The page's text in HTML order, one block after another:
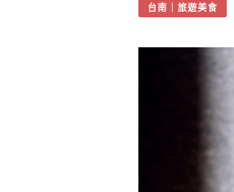
台南｜旅遊美食